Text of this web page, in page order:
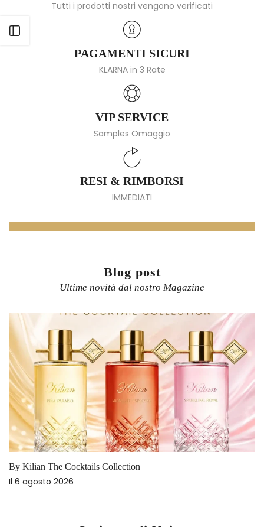
Tutti i prodotti nostri vengono verificati
PAGAMENTI SICURI
KLARNA in 3 Rate
VIP SERVICE
Samples Omaggio
RESI & RIMBORSI
IMMEDIATI
Blog post
Ultime novità dal nostro Magazine
By Kilian The Cocktails Collection
Il 6 agosto 2026